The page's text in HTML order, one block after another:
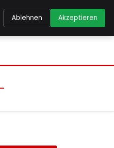
Ablehnen Akzeptieren